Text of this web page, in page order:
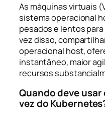
As máquinas virtuais
sistema operacional
pesados e lentos
vez disso,
operacional host,
instantâneo, maior
recursos
Quando deve usar
vez do